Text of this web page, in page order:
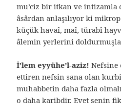
mu’ciz bir itkan ve intizamla
âsârdan anlaşılıyor ki
küçük havaî, maî, türabî
âlemin yerlerini
İ’lem eyyühe’l-aziz! Nefsine
ettiren nefsin sana olan
muhabbetin daha fazla
o daha karibdir. Evet senin